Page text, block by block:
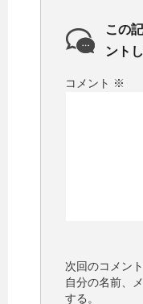
この
ント
コメント ※
次回のコメン
自分の名前、
する。